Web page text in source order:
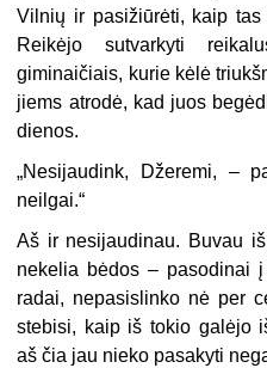
Vilnių ir pasižiūrėti, kaip tas
Reikėjo sutvarkyti
giminaičiais, kurie kėlė
jiems atrodė, kad juos
dienos.
„Nesijaudink, Džeremi, –
neilgai.“
Aš ir nesijaudinau. Buvau
nekelia bėdos – pasodinai
radai, nepasislinko nė per
stebisi, kaip iš tokio galėjo
aš čia jau nieko pasakyti